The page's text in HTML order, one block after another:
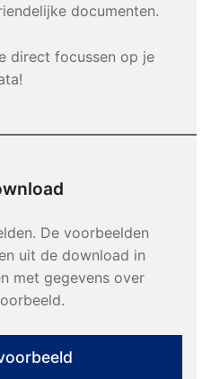
documenten.
direct focussen op je
De voorbeelden
uit de download in
met gegevens over